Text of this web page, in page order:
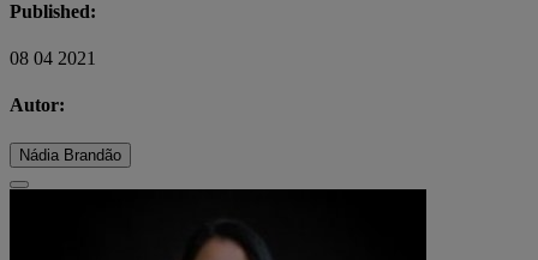
Published:
08 04 2021
Autor:
Nádia Brandão